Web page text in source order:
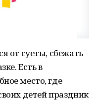
от суеты, сбежать
Есть в
место, где
детей праздник